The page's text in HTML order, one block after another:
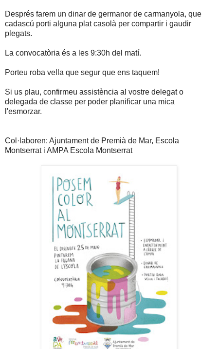
Després farem un dinar de germanor de carmanyola, que
cadascú porti alguna plat casolà per compartir i gaudir
plegats.
La convocatòria és a les 9:30h del matí.
Porteu roba vella que segur que ens taquem!
Si us plau, confirmeu assistència al vostre delegat o
delegada de classe per poder planificar una mica
l'esmorzar.
Col·laboren: Ajuntament de Premià de Mar, Escola
Montserrat i AMPA Escola Montserrat